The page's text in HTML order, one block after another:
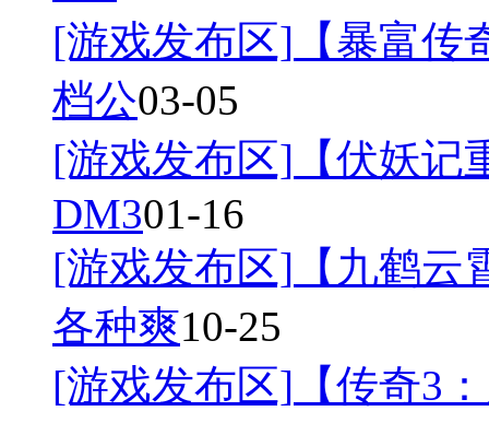
[游戏发布区] 【暴富
档公03-05
[游戏发布区] 【伏妖
DM301-16
[游戏发布区] 【九鹤
各种爽10-25
[游戏发布区] 【传奇3